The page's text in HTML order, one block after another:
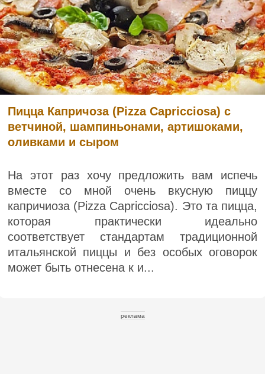
Пицца Капричоза (Pizza Capricciosa) с
ветчиной, шампиньонами, артишоками,
оливками и сыром
На этот раз хочу предложить вам испечь
вместе со мной очень вкусную пиццу
капричиоза (Pizza Capricciosa). Это та пицца,
которая практически идеально
соответствует стандартам традиционной
итальянской пиццы и без особых оговорок
может быть отнесена к и...
реклама